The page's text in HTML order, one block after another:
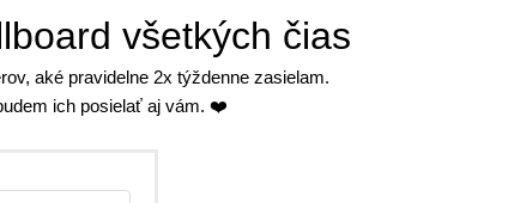
všetkých čias
aké pravidelne 2x týždenne zasielam.
ich posielať aj vám. ❤️